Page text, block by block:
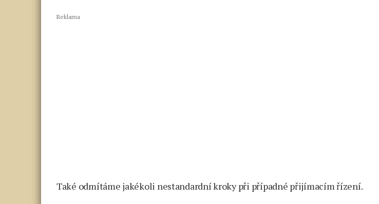
Reklama
Také odmítáme jakékoli nestandardní kroky při případné přijímacím řízení.